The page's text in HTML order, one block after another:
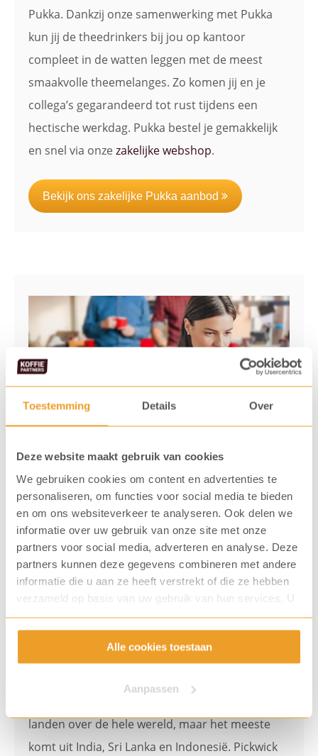
Toestemming Details Over
Deze website maakt gebruik van cookies
We gebruiken cookies om content en advertenties te
personaliseren, om functies voor social media te bieden
en om ons websiteverkeer te analyseren. Ook delen we
informatie over uw gebruik van onze site met onze
partners voor social media, adverteren en analyse. Deze
partners kunnen deze gegevens combineren met andere
informatie die u aan ze heeft verstrekt of die ze hebben
verzameld op basis van uw gebruik van hun services. U
gaat akkoord met onze cookies als u onze website blijft
gebruiken.
Alle cookies toestaan
Aanpassen
Pukka. Dankzij onze samenwerking met Pukka
kun jij de theedrinkers bij jou op kantoor
compleet in de watten leggen met de meest
smaakvolle theemelanges. Zo komen jij en je
collega’s gegarandeerd tot rust tijdens een
hectische werkdag. Pukka bestel je gemakkelijk
en snel via onze zakelijke webshop.
Bekijk ons zakelijke Pukka aanbod
Pickwick
Even bijpraten met je collega? Of een warm
welkom voor je bezoek? Pickwick geeft je
landen over de hele wereld, maar het meeste
komt uit India, Sri Lanka en Indonesië. Pickwick